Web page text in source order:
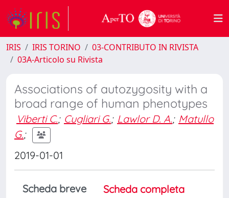
IRIS IRIS TORINO
03-CONTRIBUTO IN RIVISTA
03A-Articolo su Rivista
Associations of autozygosity with a
broad range of human phenotypes
Viberti C.; Cugliari G.; Lawlor D. A.; Matullo
G.;
2019-01-01
Scheda breve
Scheda completa